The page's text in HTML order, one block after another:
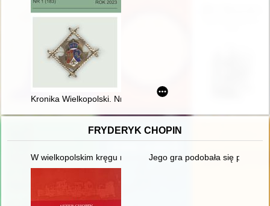
Kronika Wielkopolski. Nr 1/183 (2023)
FRYDERYK CHOPIN
W wielkopolskim kręgu rodziny Fryderyka Chopina
Jego gra podobała się przede